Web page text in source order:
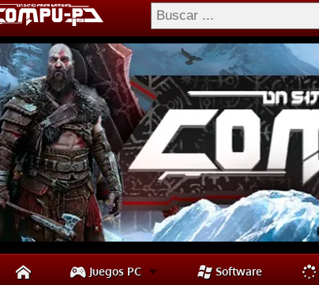
Juegos PC Software